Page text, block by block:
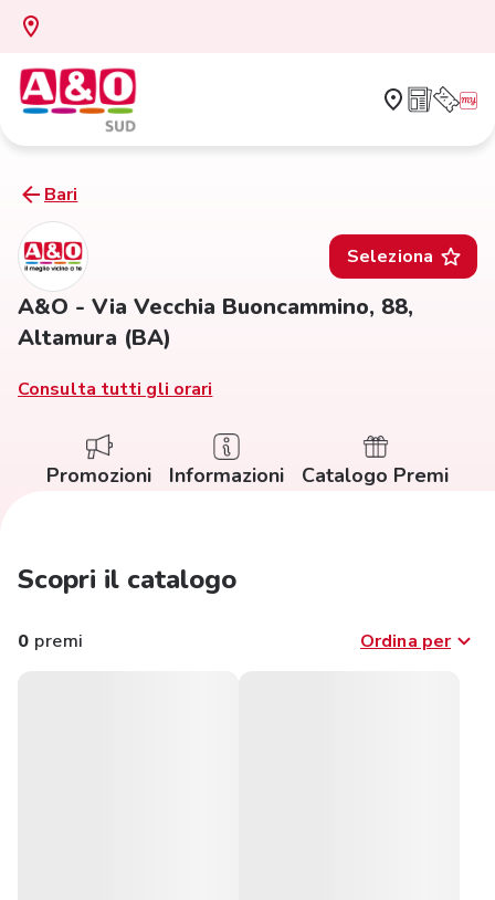
Bari
Seleziona
A&O - Via Vecchia Buoncammino, 88,
Altamura (BA)
Consulta tutti gli orari
Promozioni Informazioni Catalogo Premi
Scopri il catalogo
0 premi Ordina per